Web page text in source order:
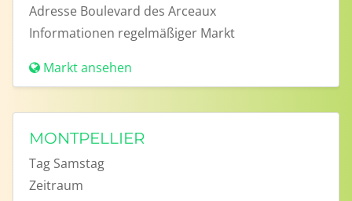
Adresse Boulevard des Arceaux
Informationen regelmäßiger Markt
Markt ansehen
MONTPELLIER
Tag Samstag
Zeitraum